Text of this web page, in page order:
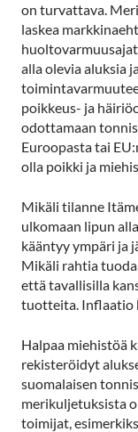
on turvattava.
laskea
alla olevia aluksia
poikkeus- ja
odottamaan
Euroopasta tai
olla poikki ja
Mikäli tilanne
ulkomaan lipun
kääntyy ympäri ja
Mikäli rahtia
että tavallisilla
tuotteita. Inflaatio
Halpaa miehistöä
rekisteröidyt
suomalaisen
merikuljetuksista
toimijat,